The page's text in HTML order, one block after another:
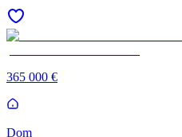
365 000 €
Dom